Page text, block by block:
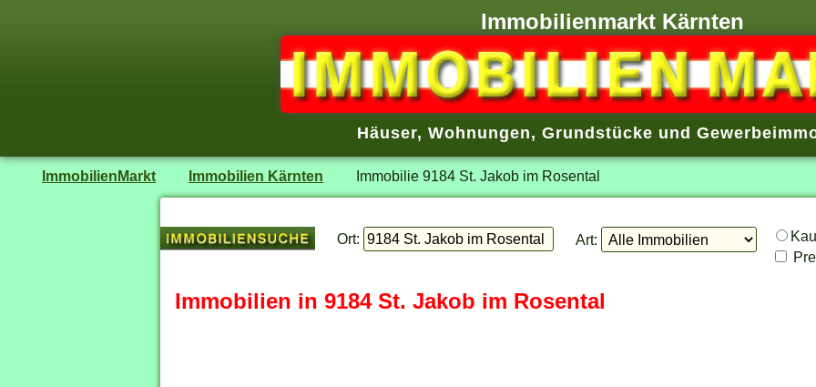
Immobilienmarkt Kärnten
Häuser, Wohnungen, Grundstücke und
ImmobilienMarkt Immobilien Kärnten Immobilie 9184 St. Jakob im Rosental
Ort: Art:
Immobilien in 9184 St. Jakob im Rosental